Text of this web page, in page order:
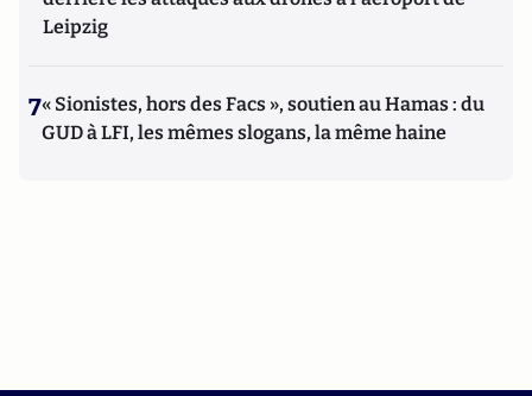
Leipzig
7« Sionistes, hors des Facs », soutien au Hamas : du
GUD à LFI, les mêmes slogans, la même haine